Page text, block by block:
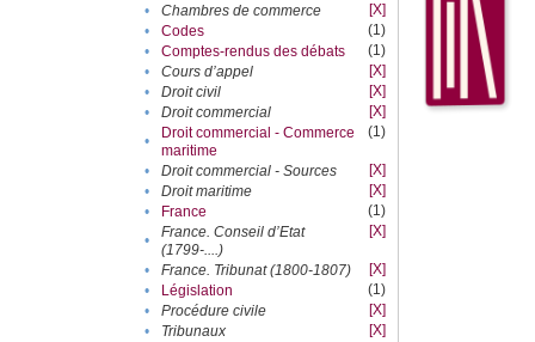
•
Chambres de commerce
[X]
•
Codes
(1)
•
Comptes-rendus des débats
(1)
•
Cours d’appel
[X]
•
Droit civil
[X]
•
Droit commercial
[X]
•
Droit commercial - Commerce
maritime
(1)
• Droit commercial - Sources
[X]
•
Droit maritime
[X]
•
France
(1)
•
France. Conseil d’Etat
(1799-....)
[X]
• France. Tribunat (1800-1807)
[X]
•
Législation
(1)
•
Procédure civile
[X]
•
Tribunaux
[X]